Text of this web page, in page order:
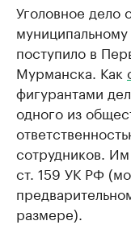
Уголовное дело
поступило в
Мурманска. Как
фигурантами
одного из
сотрудников.
ст. 159 УК РФ
размере).